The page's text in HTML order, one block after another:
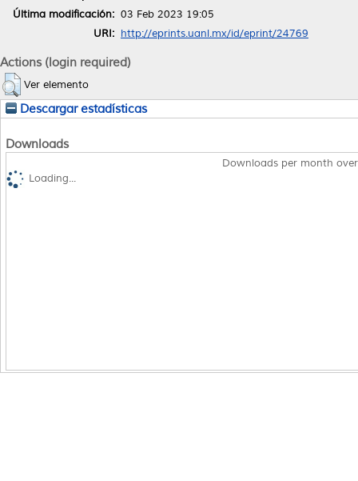
Última modificación: 03 Feb 2023 19:05
URI: http://eprints.uanl.mx/id/eprint/24769
Actions (login required)
Ver elemento
Descargar estadísticas
Downloads
Downloads per month
Loading...